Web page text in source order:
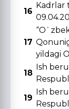
16
Kadrlar
17
yildagi
18
Ish
19
Ish